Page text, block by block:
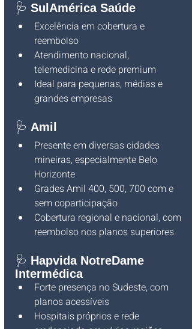
🩺 SulAmérica Saúde
Excelência em cobertura e
reembolso
Atendimento nacional,
telemedicina e rede premium
Ideal para pequenas, médias e
grandes empresas
🩺 Amil
Presente em diversas cidades
mineiras, especialmente Belo
Horizonte
Grades Amil 400, 500, 700 com e
sem coparticipação
Cobertura regional e nacional, com
reembolso nos planos superiores
🩺 Hapvida NotreDame
Intermédica
Forte presença no Sudeste, com
planos acessíveis
Hospitais próprios e rede